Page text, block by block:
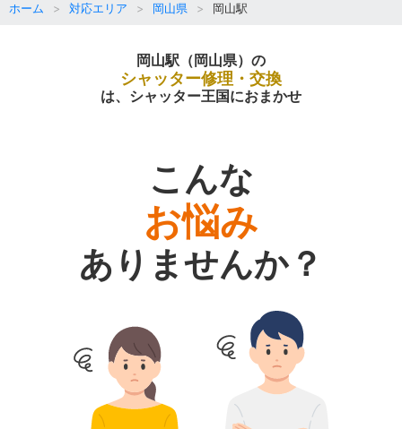
ホーム 対応エリア 岡山県 岡山駅
岡山駅（岡山県）の
シャッター修理・交換
は、シャッター王国におまかせ
こんな
お悩み
ありませんか？